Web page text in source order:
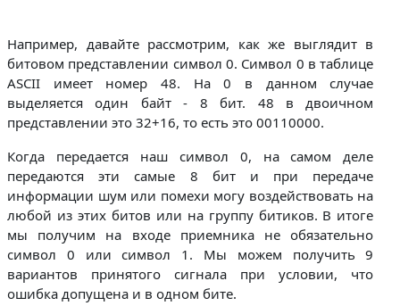
Например, давайте рассмотрим, как же выглядит в
битовом представлении символ 0. Символ 0 в таблице
ASCII имеет номер 48. На 0 в данном случае
выделяется один байт - 8 бит. 48 в двоичном
представлении это 32+16, то есть это 00110000.
Когда передается наш символ 0, на самом деле
передаются эти самые 8 бит и при передаче
информации шум или помехи могу воздействовать на
любой из этих битов или на группу битиков. В итоге
мы получим на входе приемника не обязательно
символ 0 или символ 1. Мы можем получить 9
вариантов принятого сигнала при условии, что
ошибка допущена и в одном бите.